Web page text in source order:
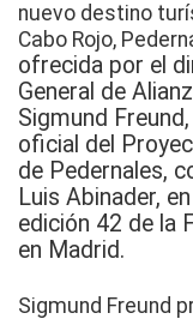
nuevo destino
Cabo Rojo,
ofrecida por el
General de
Sigmund
oficial del
de Pedernales,
Luis Abinader,
edición 42 de la
en Madrid.
Sigmund Freund